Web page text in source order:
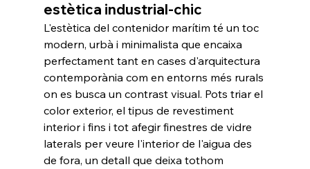
estètica industrial-chic
L'estètica del contenidor marítim té un toc
modern, urbà i minimalista que encaixa
perfectament tant en cases d'arquitectura
contemporània com en entorns més rurals
on es busca un contrast visual. Pots triar el
color exterior, el tipus de revestiment
interior i fins i tot afegir finestres de vidre
laterals per veure l'interior de l'aigua des
de fora, un detall que deixa tothom